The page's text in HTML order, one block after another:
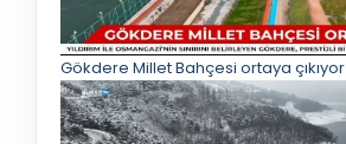
Gökdere Millet Bahçesi ortaya çıkıyor